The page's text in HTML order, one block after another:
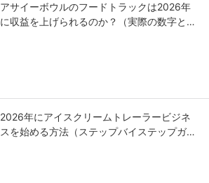
アサイーボウルのフードトラックは2026年
に収益を上げられるのか？（実際の数字と投
2026年にアイスクリームトレーラービジネ
スを始める方法（ステップバイステップガイ